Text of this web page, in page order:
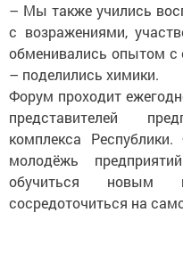
– Мы также учились
с возражениями,
обменивались опытом с
– поделились химики.
Форум проходит
представителей
комплекса
молодёжь
обучиться новым
сосредоточиться на